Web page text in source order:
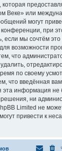
Веке» или
могут
при
если мы сочтём
возможности
что
по своему
что введённая
эта информация не
ни
Limited не
привести к